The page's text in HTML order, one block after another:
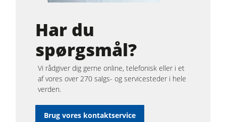
Har du
spørgsmål?
Vi rådgiver dig gerne online, telefonisk eller i et
af vores over 270 salgs- og servicesteder i hele
verden.
Brug vores kontaktservice